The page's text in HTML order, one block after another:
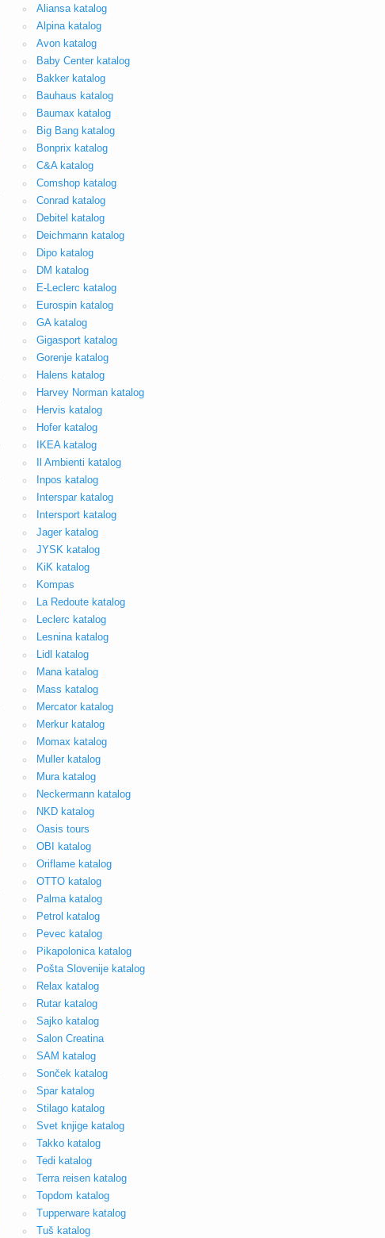
Aliansa katalog
Alpina katalog
Avon katalog
Baby Center katalog
Bakker katalog
Bauhaus katalog
Baumax katalog
Big Bang katalog
Bonprix katalog
C&A katalog
Comshop katalog
Conrad katalog
Debitel katalog
Deichmann katalog
Dipo katalog
DM katalog
E-Leclerc katalog
Eurospin katalog
GA katalog
Gigasport katalog
Gorenje katalog
Halens katalog
Harvey Norman katalog
Hervis katalog
Hofer katalog
IKEA katalog
Il Ambienti katalog
Inpos katalog
Interspar katalog
Intersport katalog
Jager katalog
JYSK katalog
KiK katalog
Kompas
La Redoute katalog
Leclerc katalog
Lesnina katalog
Lidl katalog
Mana katalog
Mass katalog
Mercator katalog
Merkur katalog
Momax katalog
Muller katalog
Mura katalog
Neckermann katalog
NKD katalog
Oasis tours
OBI katalog
Oriflame katalog
OTTO katalog
Palma katalog
Petrol katalog
Pevec katalog
Pikapolonica katalog
Pošta Slovenije katalog
Relax katalog
Rutar katalog
Sajko katalog
Salon Creatina
SAM katalog
Sonček katalog
Spar katalog
Stilago katalog
Svet knjige katalog
Takko katalog
Tedi katalog
Terra reisen katalog
Topdom katalog
Tupperware katalog
Tuš katalog